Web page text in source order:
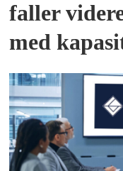
faller
med